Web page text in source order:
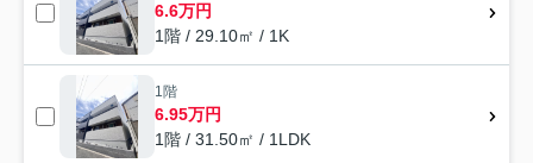
6.6万円
1階 / 29.10㎡ / 1K
1階
6.95万円
1階 / 31.50㎡ / 1LDK